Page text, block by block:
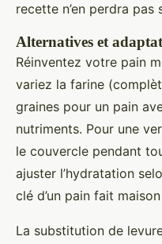
recette n’en perdra pas
Alternatives et
Réinventez votre pain
variez la farine
graines pour un pain
nutriments. Pour une
le couvercle pendant
ajuster l’hydratation
clé d’un pain fait
La substitution de